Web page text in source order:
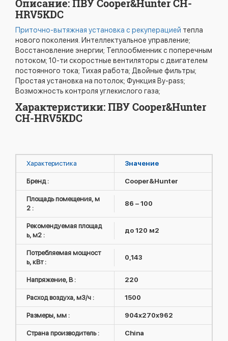
Описание: ПВУ Cooper&Hunter CH-
HRV5KDC
Приточно-вытяжная установка с рекуперацией тепла
нового поколения. Интеллектуальное управление;
Восстановление энергии; Теплообменник с поперечным
потоком; 10-ти скоростные вентиляторы с двигателем
постоянного тока; Тихая работа; Двойные фильтры;
Простая установка на потолок; Функция By-pass;
Возможность контроля углекислого газа;
Характеристики: ПВУ Cooper&Hunter
CH-HRV5KDC
Характеристика Значение
Бренд : Cooper&Hunter
Площадь помещения, м
2 :
86 – 100
Рекомендуемая площад
ь, м2 :
до 120 м2
Потребляемая мощност
ь, кВт :
0,143
Напряжение, В : 220
Расход воздуха, м3/ч : 1500
Размеры, мм : 904x270x962
Страна производитель : China